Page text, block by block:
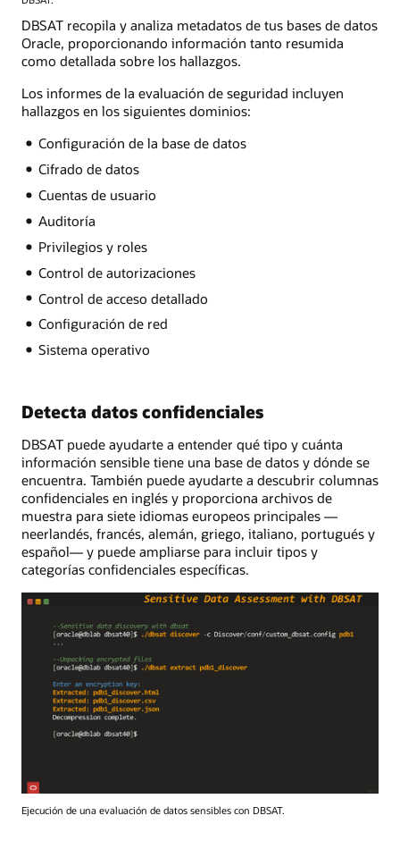
DBSAT recopila y analiza metadatos de tus bases de datos
Oracle, proporcionando información tanto resumida
como detallada sobre los hallazgos.
Los informes de la evaluación de seguridad incluyen
hallazgos en los siguientes dominios:
Configuración de la base de datos
Cifrado de datos
Cuentas de usuario
Auditoría
Privilegios y roles
Control de autorizaciones
Control de acceso detallado
Configuración de red
Sistema operativo
Detecta datos confidenciales
DBSAT puede ayudarte a entender qué tipo y cuánta
información sensible tiene una base de datos y dónde se
encuentra. También puede ayudarte a descubrir columnas
confidenciales en inglés y proporciona archivos de
muestra para siete idiomas europeos principales —
neerlandés, francés, alemán, griego, italiano, portugués y
español— y puede ampliarse para incluir tipos y
categorías confidenciales específicas.
Ejecución de una evaluación de datos sensibles con DBSAT.